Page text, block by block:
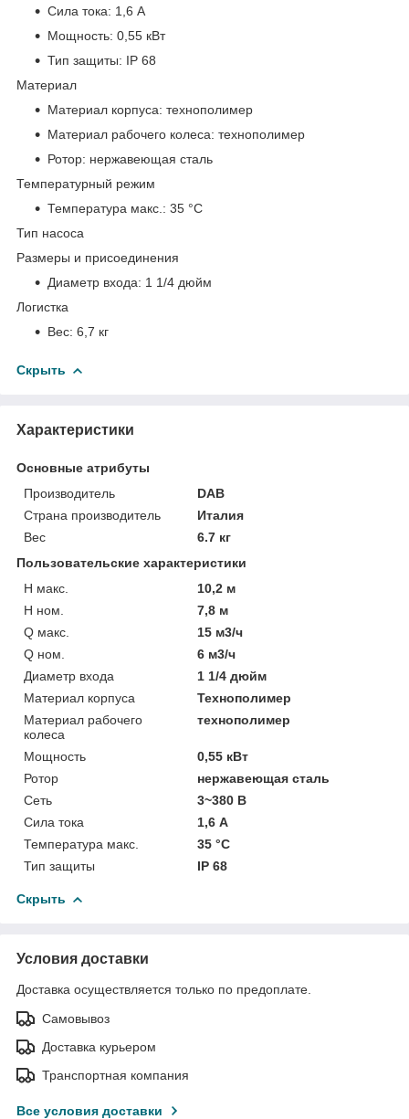
Сила тока: 1,6 А
Мощность: 0,55 кВт
Тип защиты: IP 68
Материал
Материал корпуса: технополимер
Материал рабочего колеса: технополимер
Ротор: нержавеющая сталь
Температурный режим
Температура макс.: 35 °С
Тип насоса
Размеры и присоединения
Диаметр входа: 1 1/4 дюйм
Логистка
Вес: 6,7 кг
Скрыть
Характеристики
Основные атрибуты
Производитель
DAB
Страна производитель
Италия
Вес
6.7 кг
Пользовательские характеристики
H макс.
10,2 м
H ном.
7,8 м
Q макс.
15 м3/ч
Q ном.
6 м3/ч
Диаметр входа
1 1/4 дюйм
Материал корпуса
Технополимер
Материал рабочего
колеса
технополимер
Мощность
0,55 кВт
Ротор
нержавеющая сталь
Сеть
3~380 В
Сила тока
1,6 А
Температура макс.
35 °С
Тип защиты
IP 68
Скрыть
Условия доставки
Доставка осуществляется только по предоплате.
Самовывоз
Доставка курьером
Транспортная компания
Все условия доставки